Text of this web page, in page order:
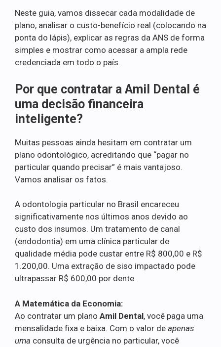
Neste guia, vamos dissecar cada modalidade de
plano, analisar o custo-benefício real (colocando na
ponta do lápis), explicar as regras da ANS de forma
simples e mostrar como acessar a ampla rede
credenciada em todo o país.
Por que contratar a Amil Dental é
uma decisão financeira
inteligente?
Muitas pessoas ainda hesitam em contratar um
plano odontológico, acreditando que “pagar no
particular quando precisar” é mais vantajoso.
Vamos analisar os fatos.
A odontologia particular no Brasil encareceu
significativamente nos últimos anos devido ao
custo dos insumos. Um tratamento de canal
(endodontia) em uma clínica particular de
qualidade média pode custar entre R$ 800,00 e R$
1.200,00. Uma extração de siso impactado pode
ultrapassar R$ 600,00 por dente.
A Matemática da Economia:
Ao contratar um plano Amil Dental, você paga uma
mensalidade fixa e baixa. Com o valor de apenas
uma consulta de urgência no particular, você